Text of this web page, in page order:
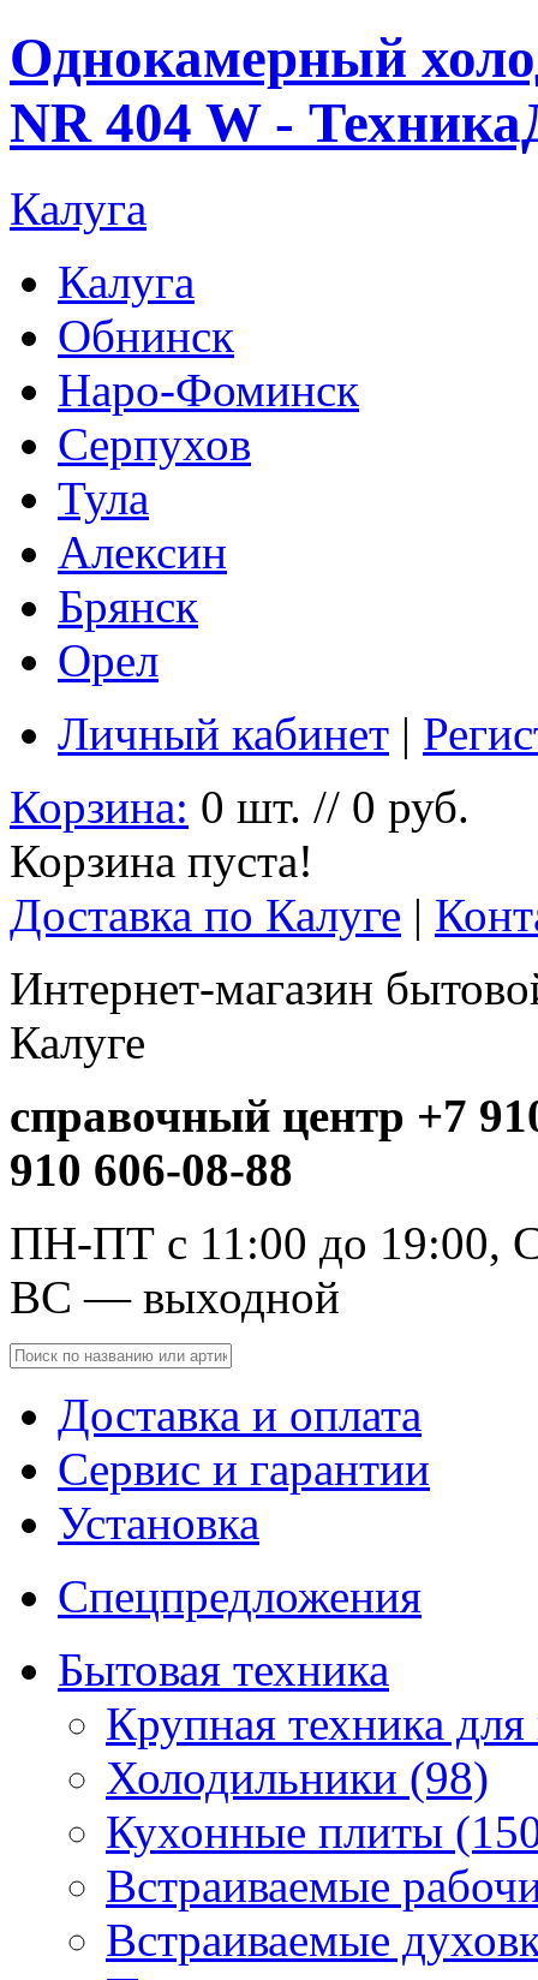
Однокамерный
NR 404 W -
Калуга
Калуга
Обнинск
Наро-Фоминск
Серпухов
Тула
Алексин
Брянск
Орел
Личный кабинет |
Корзина: 0 шт. // 0 руб.
Корзина пуста!
Доставка по Калуге |
Интернет-магазин
Калуге
справочный центр +7
910 606-08-88
ПН-ПТ с 11:00 до 19:00,
ВС — выходной
Доставка и оплата
Сервис и гарантии
Установка
Спецпредложения
Бытовая техника
Крупная техника
Холодильники (98)
Кухонные плиты
Встраиваемые
Встраиваемые